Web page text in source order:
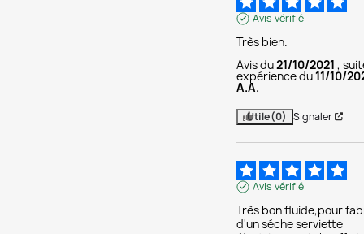
Avis vérifié
Très bien.
Avis du21/10/2021 ,
expérience du11/10/
A.A.
Utile(0) Signaler
Avis vérifié
Très bon fluide,pour
d'un séche serviette